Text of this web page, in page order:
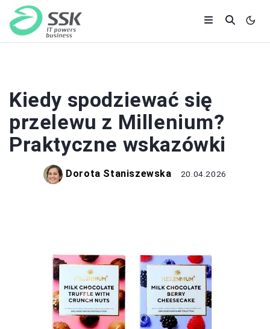
Kiedy spodziewać się
przelewu z Millenium?
Praktyczne wskazówki
Dorota Staniszewska 20.04.2026